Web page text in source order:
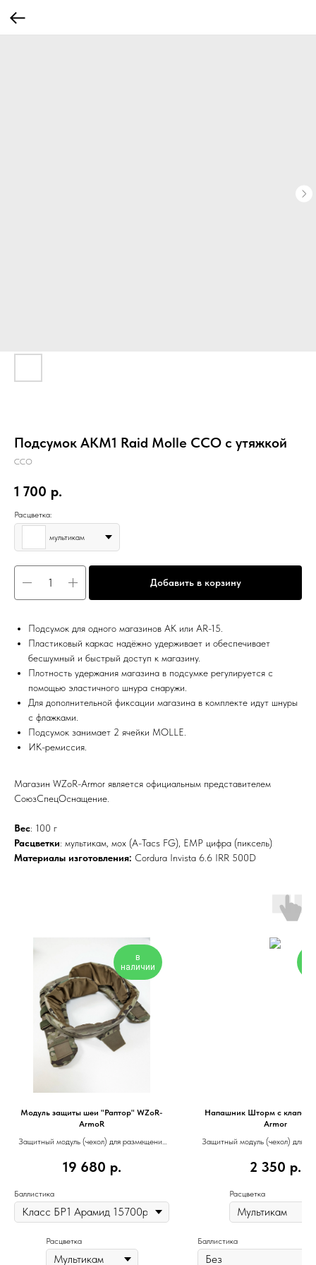
Подсумок АКМ1 Raid Molle ССО с утяжкой
ССО
1 700 р.
Расцветка:
мультикам
Добавить в корзину
Подсумок для одного магазинов АК или AR-15.
Пластиковый каркас надёжно удерживает и обеспечивает
бесшумный и быстрый доступ к магазину.
Плотность удержания магазина в подсумке регулируется с
помощью эластичного шнура снаружи.
Для дополнительной фиксации магазина в комплекте идут шнуры
с флажками.
Подсумок занимает 2 ячейки MOLLE.
ИК-ремиссия.
Магазин WZoR-Armor является официальным представителем
СоюзСпецОснащение.
Вес: 100 г
Расцветки: мультикам, мох (A-Tacs FG), ЕМР цифра (пиксель)
Материалы изготовления: Cordura Invista 6.6 IRR 500D
в
наличии
Модуль защиты шеи "Раптор" WZoR-
ArmoR
Защитный модуль (чехол) для размещения
19 680 р.
Баллистика
Расцветка
Напашник Шторм с
Armor
Защитный модуль (чехол) для
2 350 р.
Расцветка
Баллистика